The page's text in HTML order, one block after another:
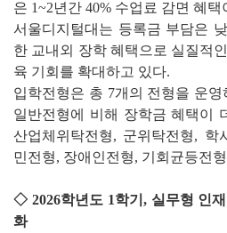
은 1~2년간 40% 수업료 감면 혜택
서울디지털대는 등록금 부담은
한 교내외 장학 혜택으로 실질적
육 기회를 확대하고 있다.
입학전형은 총 7개의 전형을 운
일반전형에 비해 장학금 혜택이
산업체위탁전형, 군위탁전형, 학
민전형, 장애인전형, 기회균등전
◇ 2026학년도 1학기, 실무형 인
화